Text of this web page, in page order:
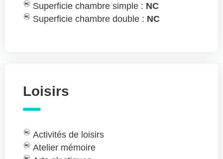
Superficie chambre simple : NC
Superficie chambre double : NC
Loisirs
Activités de loisirs
Atelier mémoire